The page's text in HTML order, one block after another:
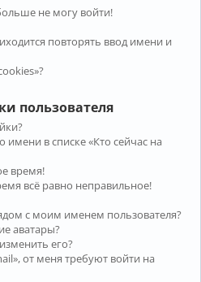
ц
и
я
не могу войти!
повторять ввод имени и
пользователя
в списке «Кто сейчас на
время!
всё равно неправильное!
с моим именем пользователя?
аватары?
его?
от меня требуют войти на